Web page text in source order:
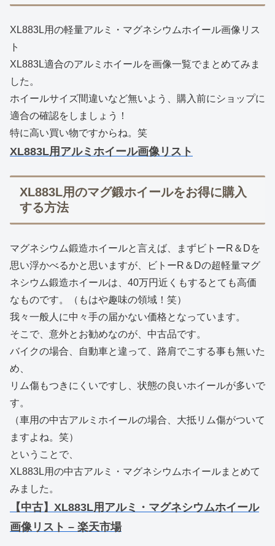
XL883L用の軽量アルミ・マグネシウムホイール画像リス
ト
XL883L適合のアルミホイールを画像一覧でまとめてみま
した。
ホイールサイズ間違いなど無いよう、購入前にショップに
適合の確認をしましょう！
特に高い買い物ですからね。笑
XL883L用アルミホイール画像リスト
XL883L用のマグ鍛ホイールをお得に購入
する方法
マグネシウム鍛造ホイールと言えば、まずビトーR＆Dを
思い浮かべるかと思いますが、ビトーR＆Dの超軽量マグ
ネシウム鍛造ホイールは、40万円近くもするとても高価
なものです。（もはや趣味の領域！笑）
我々一般人に中々手の届かない価格となっています。
そこで、意外とお勧めなのが、中古品です。
バイクの場合、自動車と違って、路肩でこする事も無いた
め、
リム傷もつきにくいですし、状態の良いホイールが多いで
す。
（車用の中古アルミホイールの場合、大抵リム傷がついて
ますよね。笑）
ということで、
XL883L用の中古アルミ・マグネシウムホイールまとめて
みました。
【中古】XL883L用アルミ・マグネシウムホイール
画像リスト – 楽天市場